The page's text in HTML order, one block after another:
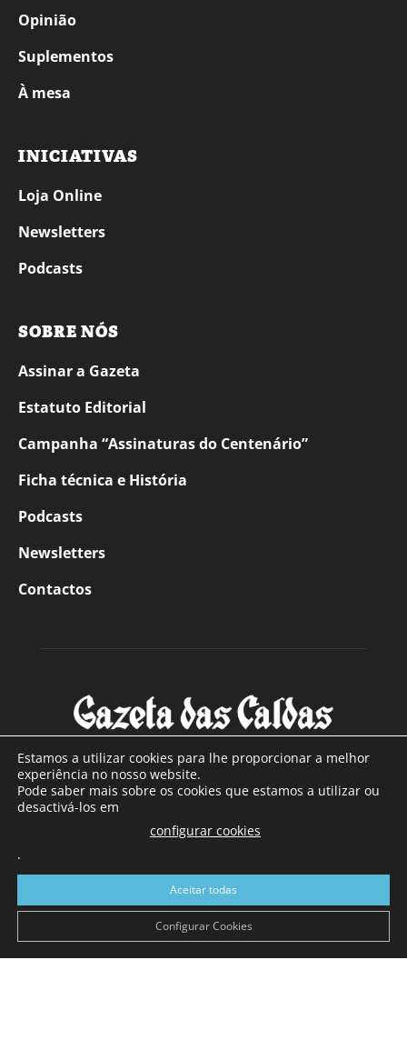
Opinião
Suplementos
À mesa
INICIATIVAS
Loja Online
Newsletters
Podcasts
SOBRE NÓS
Assinar a Gazeta
Estatuto Editorial
Campanha “Assinaturas do Centenário”
Ficha técnica e História
Podcasts
Newsletters
Contactos
SOBRE NÓS
Com sede nas Caldas da Rainha e mais de 90 anos de
a sul de distrito de Leiria, com mais de 40.000 leitores por
toda a região Oeste. Jornal com distribuição em Portugal
Continental e assinatura online.
Estamos a utilizar cookies para lhe proporcionar a melhor
experiência no nosso website.
Pode saber mais sobre os cookies que estamos a utilizar ou
desactivá-los em
configurar cookies
.
Aceitar todas
Configurar Cookies